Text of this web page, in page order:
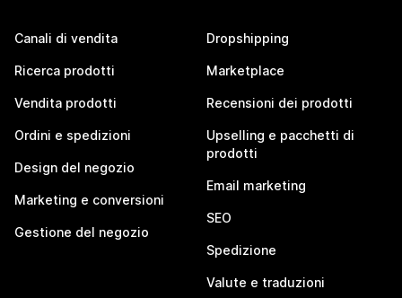
Canali di vendita
Ricerca prodotti
Vendita prodotti
Ordini e spedizioni
Design del negozio
Marketing e conversioni
Gestione del negozio
Dropshipping
Marketplace
Recensioni dei prodotti
Upselling e pacchetti di
prodotti
Email marketing
SEO
Spedizione
Valute e traduzioni